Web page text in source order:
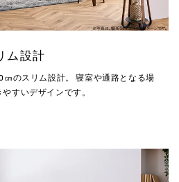
ム設計
のスリム設計。 寝室や通路となる場
すいデザインです。